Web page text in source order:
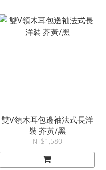
雙V領木耳包邊袖法式長洋
裝 芥黃/黑
NT$1,580